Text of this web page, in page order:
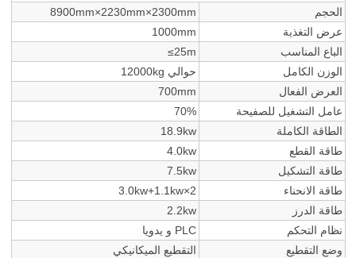
الحجم
8900mm×2230mm×2300mm
عرض التغذية
1000mm
الباع المناسب
≤25m
الوزن الكامل
حوالي 12000kg
العرض الفعال
700mm
عامل التشغيل للصفيحة
70%
الطاقة الكاملة
18.9kw
طاقة القطع
4.0kw
طاقة التشكيل
7.5kw
طاقة الانحناء
3.0kw+1.1kw×2
طاقة الدرز
2.2kw
نظام التحكم
PLC و يدويا
وضع التقطيع
التقطيع الميكانيكي